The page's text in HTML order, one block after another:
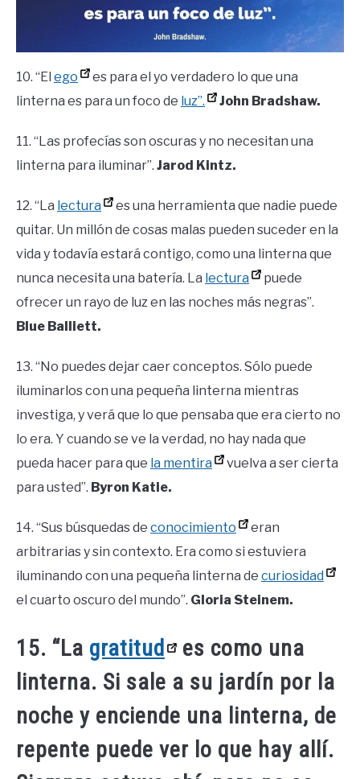
10. “El ego
es para el yo verdadero lo que una
linterna es para un foco de luz”. John Bradshaw.
11. “Las profecías son oscuras y no necesitan una
linterna para iluminar”. Jarod Kintz.
12. “La lectura
es una herramienta que nadie puede
quitar. Un millón de cosas malas pueden suceder en la
vida y todavía estará contigo, como una linterna que
nunca necesita una batería. La lectura
puede
ofrecer un rayo de luz en las noches más negras”.
Blue Balliett.
13. “No puedes dejar caer conceptos. Sólo puede
iluminarlos con una pequeña linterna mientras
investiga, y verá que lo que pensaba que era cierto no
lo era. Y cuando se ve la verdad, no hay nada que
pueda hacer para que la mentira
vuelva a ser cierta
para usted”. Byron Katie.
14. “Sus búsquedas de conocimiento
eran
arbitrarias y sin contexto. Era como si estuviera
iluminando con una pequeña linterna de curiosidad
el cuarto oscuro del mundo”. Gloria Steinem.
15. “La gratitud
es como una
linterna. Si sale a su jardín por la
noche y enciende una linterna, de
repente puede ver lo que hay allí.